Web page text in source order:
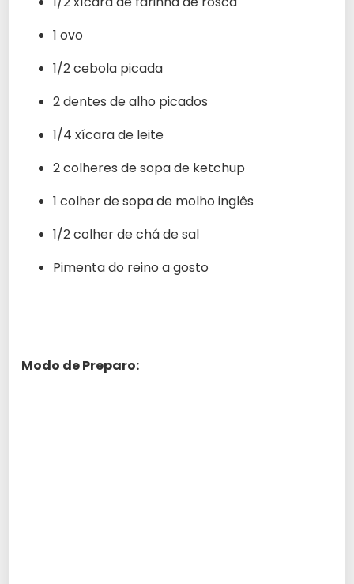
1 ovo
1/2 cebola picada
2 dentes de alho picados
1/4 xícara de leite
2 colheres de sopa de ketchup
1 colher de sopa de molho inglês
1/2 colher de chá de sal
Pimenta do reino a gosto
Modo de Preparo: